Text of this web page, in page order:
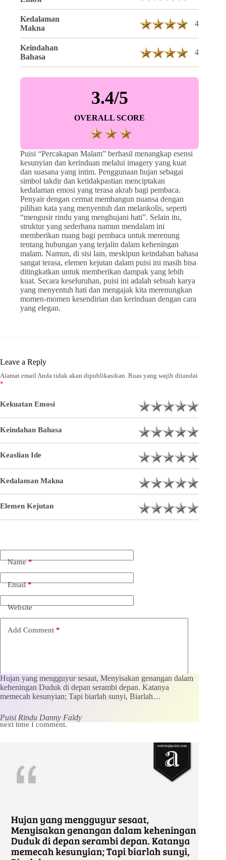
Kedalaman
Makna
4
Keindahan
Bahasa
4
3.4/5
OVERALL SCORE
Puisi “Percakapan Malam” berhasil menangkap esensi
kesunyian dan kerinduan melalui imagery yang kuat
dan suasana yang intim. Penggunaan hujan sebagai
simbol takdir dan ketidakpastian menciptakan
kedalaman emosi yang terasa akrab bagi pembaca.
Penyair dengan cermat membangun nuansa dengan
pilihan kata yang menyentuh dan melankolis, seperti
“mengusir rindu yang menghujani hati”. Selain itu,
struktur yang sederhana namun mendalam ini
memberikan ruang bagi pembaca untuk merenung
tentang hubungan yang terjalin dalam keheningan
malam. Namun, di sisi lain, meskipun keindahan bahasa
sangat terasa, elemen kejutan dalam puisi ini masih bisa
ditingkatkan untuk memberikan dampak yang lebih
kuat. Secara keseluruhan, puisi ini adalah sebuah karya
yang menyentuh hati dan mengajak kita merenungkan
momen-momen kesendirian dan kerinduan dengan cara
yang elegan.
Leave a Reply
Alamat email Anda tidak akan dipublikasikan. Ruas yang wajib ditandai
*
Kekuatan Emosi
Keindahan Bahasa
Keaslian Ide
Kedalaman Makna
Elemen Kejutan
Name*
Email*
Website
Add Comment *
Save my name, email and website in this browser for the
next time I comment.
Hujan yang mengguyur sesaat, Menyisakan genangan dalam
keheningan Duduk di depan serambi depan. Katanya
memecah kesunyian; Tapi biarlah sunyi, Biarlah…
Puisi Rindu Danny Faldy